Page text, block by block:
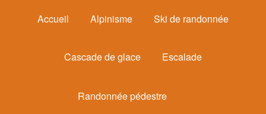
Accueil Alpinisme Ski de randonnée
Cascade de glace Escalade
Randonnée pédestre